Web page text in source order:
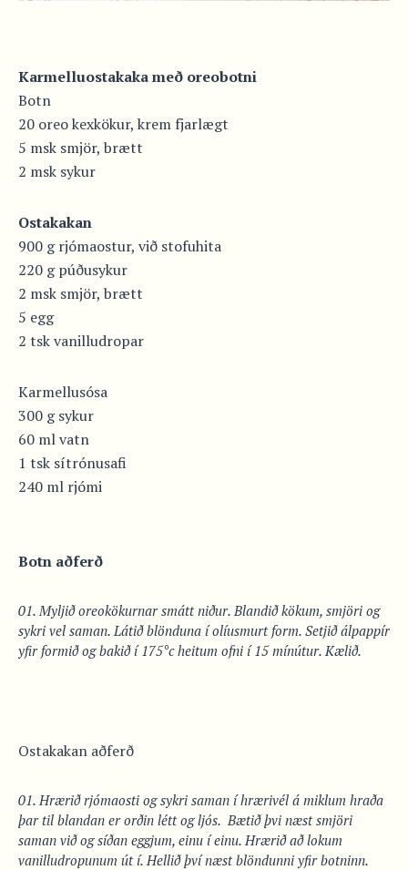
Karmelluostakaka með oreobotni
Botn
20 oreo kexkökur, krem fjarlægt
5 msk smjör, brætt
2 msk sykur
Ostakakan
900 g rjómaostur, við stofuhita
220 g púðusykur
2 msk smjör, brætt
5 egg
2 tsk vanilludropar
Karmellusósa
300 g sykur
60 ml vatn
1 tsk sítrónusafi
240 ml rjómi
Botn aðferð
Myljið oreokökurnar smátt niður. Blandið kökum, smjöri og
sykri vel saman. Látið blönduna í olíusmurt form. Setjið álpappír
yfir formið og bakið í 175°c heitum ofni í 15 mínútur. Kælið.
Ostakakan aðferð
Hrærið rjómaosti og sykri saman í hrærivél á miklum hraða
þar til blandan er orðin létt og ljós. Bætið þvi næst smjöri
saman við og síðan eggjum, einu í einu. Hrærið að lokum
vanilludropunum út í. Hellið því næst blöndunni yfir botninn.